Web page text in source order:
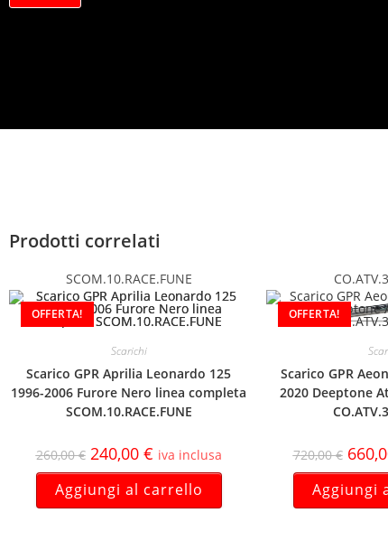
a
Prodotti correlati
SCOM.10.RACE.FUNE
OFFERTA!
Scarichi
Scarico GPR Aprilia Leonardo 125
1996-2006 Furore Nero linea completa
SCOM.10.RACE.FUNE
260,00€ 240,00 € iva inclusa
Aggiungi al carrello
OFFERTA!
Scarico GPR
2020 Deeptone
720,00€
Aggiungi